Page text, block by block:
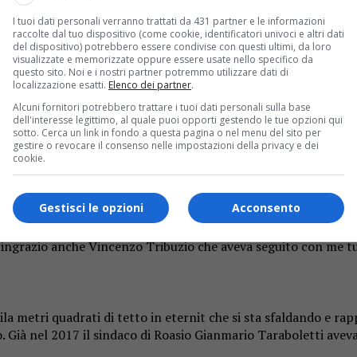
pubblicazione del bando da parte dell’Agenzia del
ricevuto comunicazione dell’Agenzia delle Entrate
le amministrazioni comunali avevano chiesto un
bonifica ambientale delle coperture in amianto degli
lavori e 486.592,68 euro per oneri per l’attuazione dei
ormai pronti per l’avvio dei lavori – spiega il
con piacere dell’impegno da parte dell’Agenzia del
passo: «L’Agenzia del Demanio sta valutano
anche Vincenzo Tribuzio che aveva seguito con me
metri quadrati di tetto in eternit che si sta sfaldando e
nel 2017 il sindaco di Roasio Gianmario Taraboletti
I tuoi dati personali verranno trattati da 431 partner e le informazioni
raccolte dal tuo dispositivo (come cookie, identificatori univoci e altri dati
del dispositivo) potrebbero essere condivise con questi ultimi, da loro
visualizzate e memorizzate oppure essere usate nello specifico da
questo sito. Noi e i nostri partner potremmo utilizzare dati di
localizzazione esatti. Elenco dei partner.
Alcuni fornitori potrebbero trattare i tuoi dati personali sulla base
dell'interesse legittimo, al quale puoi opporti gestendo le tue opzioni qui
sotto. Cerca un link in fondo a questa pagina o nel menu del sito per
gestire o revocare il consenso nelle impostazioni della privacy e dei
cookie.
Acconsento
Gestisci le opzioni